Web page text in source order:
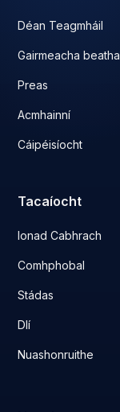
Déan Teagmháil
Gairmeacha beatha
Preas
Acmhainní
Cáipéisíocht
Tacaíocht
Ionad Cabhrach
Comhphobal
Stádas
Dlí
Nuashonruithe